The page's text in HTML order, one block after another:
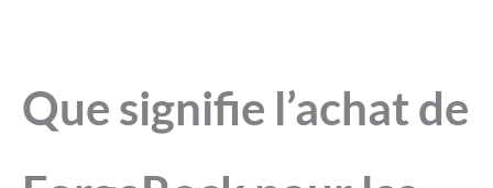
Que signifie l’achat de